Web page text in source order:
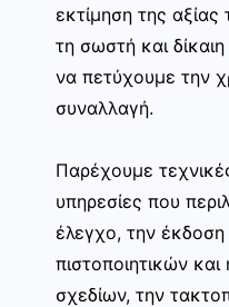
εκτίμηση της
τη σωστή και
να πετύχουμε την
συναλλαγή.
Παρέχουμε
υπηρεσίες που
έλεγχο, την
πιστοποιητικών
σχεδίων, την